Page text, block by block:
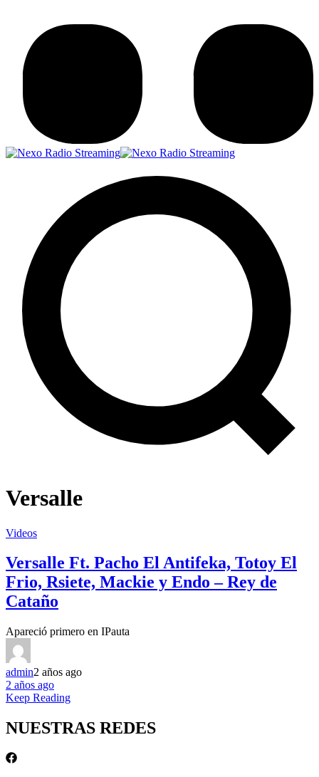
Versalle
Videos
Versalle Ft. Pacho El Antifeka, Totoy El
Frio, Rsiete, Mackie y Endo – Rey de
Cataño
Apareció primero en IPauta
admin2 años ago
2 años ago
Keep Reading
NUESTRAS REDES